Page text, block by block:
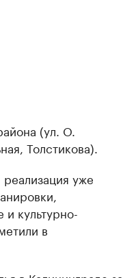
(ул. О.
Толстикова).
уже
культурно-
в